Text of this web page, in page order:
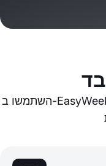
השתמשו ב-EasyWeek כדי להגדיל את מספר ההזמנות בלי